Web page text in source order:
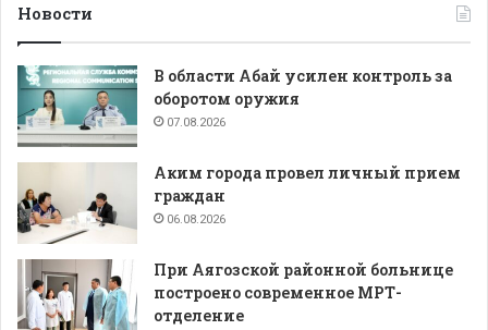
Новости
В области Абай усилен контроль за
оборотом оружия
07.08.2026
Аким города провел личный прием
граждан
06.08.2026
При Аягозской районной больнице
построено современное МРТ-
отделение